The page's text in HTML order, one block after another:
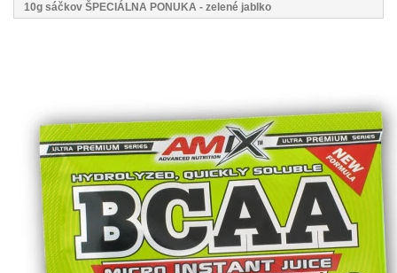
10g sáčkov ŠPECIÁLNA PONUKA - zelené jablko